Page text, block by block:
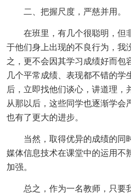
二、把握尺度，严慈并用。
在班里，有几个很聪明，但
于他们身上出现的不良行为，我
之，更不会因其学习成绩好而包
几个平常成绩、表现都不错的学
后，立即找他们谈心，讲道理，
从那以后，这些同学也逐渐学会
也有了更大的进步。
当然，取得优异的成绩的同
媒体信息技术在课堂中的运用不
加强。
总之，作为一名教师，只要